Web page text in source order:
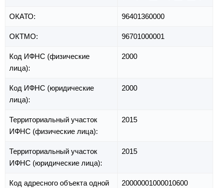
ОКАТО: 96401360000
ОКТМО: 96701000001
Код ИФНС (физические
лица):
2000
Код ИФНС (юридические
лица):
2000
Территориальный участок
ИФНС (физические лица):
2015
Территориальный участок
ИФНС (юридические лица):
2015
Код адресного объекта одной
20000001000010600